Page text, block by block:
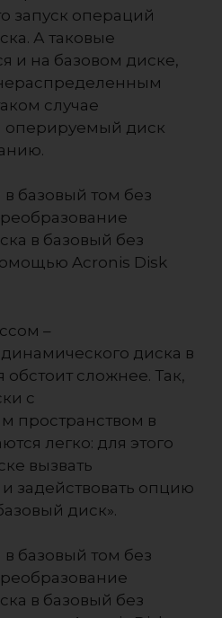
запуск операций
А таковые
и на базовом диске,
случае
оперируемый диск
–
диска в
обстоит сложнее. Так,
с
пространством в
легко: для этого
вызвать
задействовать опцию
диск».